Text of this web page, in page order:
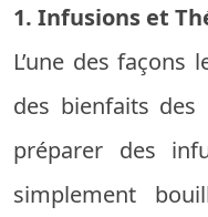
1. Infusions et
L’une des
des bienfaits des
préparer des
simplement